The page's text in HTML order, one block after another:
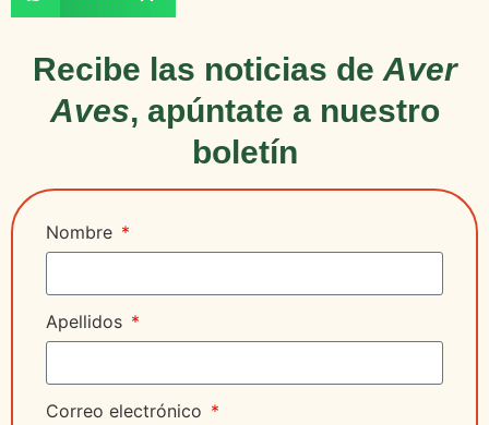
Recibe las noticias de Aver
Aves, apúntate a nuestro
boletín
Nombre
Apellidos
Correo electrónico